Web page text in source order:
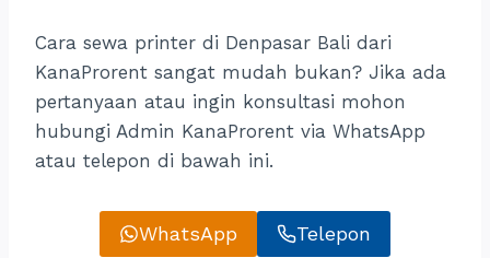
Cara sewa printer di Denpasar Bali dari
KanaProrent sangat mudah bukan? Jika ada
pertanyaan atau ingin konsultasi mohon
hubungi Admin KanaProrent via WhatsApp
atau telepon di bawah ini.
WhatsApp Telepon